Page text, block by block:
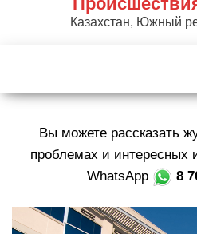
Казахстан, Южный
Вы можете рассказать
проблемах и интересных
WhatsApp
8